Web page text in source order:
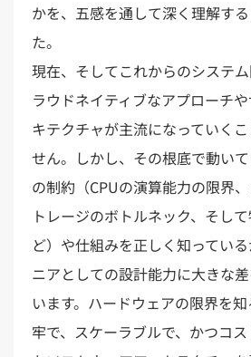
かを、五感を通して深く理解す
た。
現在、そしてこれからのシステ
ラウドネイティブなアプローチ
キテクチャが主流になっていく
せん。しかし、その根底で動い
の制約（CPUの演算能力の限界
トレージのボトルネック、そし
ど）や仕組みを正しく知ってい
ニアとしての設計能力に大きな
います。ハードウェアの限界を
牢で、スケーラブルで、かつコ